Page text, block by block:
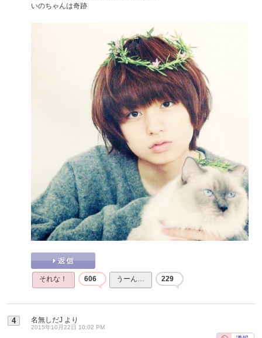
いのちゃんは奇跡
それな！ 606 うーん… 229
4 名無しだJ より
2015年10月22日 10:02 PM